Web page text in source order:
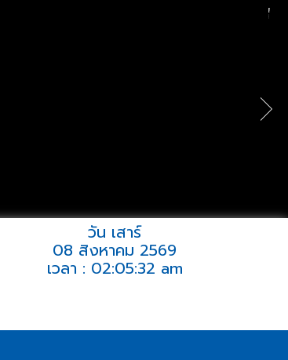
วัน เสาร์
08 สิงหาคม 2569
เวลา : 02:05:32 am